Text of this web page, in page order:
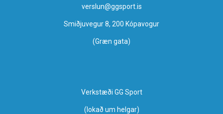
verslun@ggsport.is
Smiðjuvegur 8, 200 Kópavogur
(Græn gata)
Verkstæði GG Sport
​(lokað um helgar)